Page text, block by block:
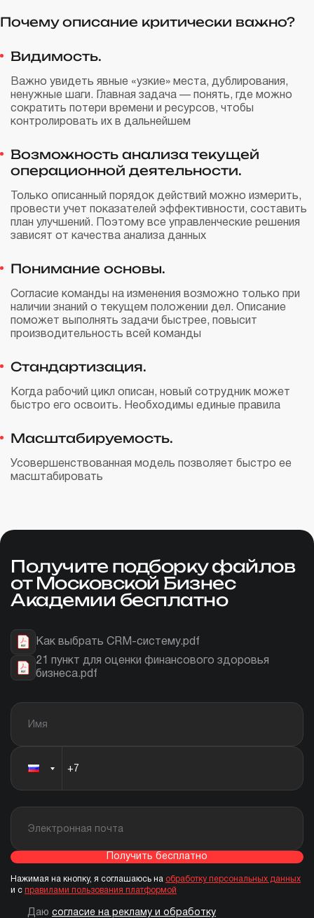
Почему описание критически важно?
Видимость.
Важно увидеть явные «узкие» места, дублирования,
ненужные шаги. Главная задача — понять, где можно
сократить потери времени и ресурсов, чтобы
контролировать их в дальнейшем
Возможность анализа текущей
операционной деятельности.
Только описанный порядок действий можно измерить,
провести учет показателей эффективности, составить
план улучшений. Поэтому все управленческие решения
зависят от качества анализа данных
Понимание основы.
Согласие команды на изменения возможно только при
наличии знаний о текущем положении дел. Описание
поможет выполнять задачи быстрее, повысит
производительность всей команды
Стандартизация.
Когда рабочий цикл описан, новый сотрудник может
быстро его освоить. Необходимы единые правила
Масштабируемость.
Усовершенствованная модель позволяет быстро ее
масштабировать
Получите подборку файлов
от Московской Бизнес
Академии бесплатно
Как выбрать CRM-систему.pdf
21 пункт для оценки финансового здоровья
бизнеса.pdf
Получить бесплатно
Нажимая на кнопку, я соглашаюсь на обработку персональных данных
и с правилами пользования платформой
Даю согласие на рекламу и обработку